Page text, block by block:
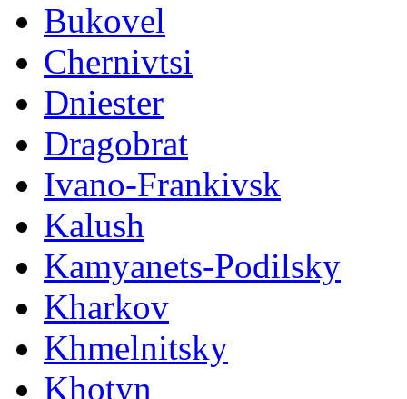
Bukovel
Chernivtsi
Dniester
Dragobrat
Ivano-Frankivsk
Kalush
Kamyanets-Podilsky
Kharkov
Khmelnitsky
Khotyn